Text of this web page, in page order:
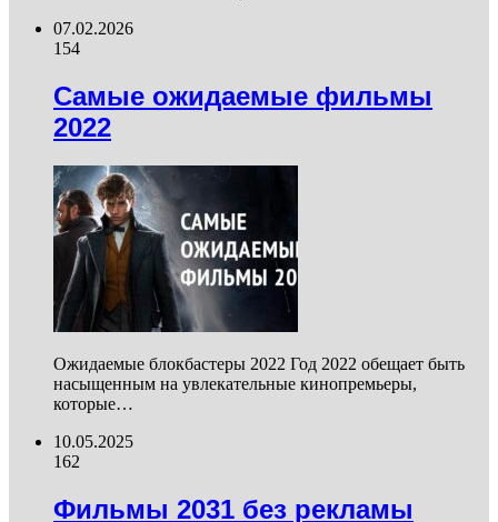
07.02.2026
154
Самые ожидаемые фильмы
2022
Ожидаемые блокбастеры 2022 Год 2022 обещает быть
насыщенным на увлекательные кинопремьеры,
которые…
10.05.2025
162
Фильмы 2031 без рекламы